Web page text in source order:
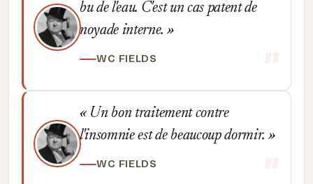
bu de l'eau. C'est un cas patent de
noyade interne.
WC FIELDS
Un bon traitement contre
l'insomnie est de beaucoup dormir.
WC FIELDS